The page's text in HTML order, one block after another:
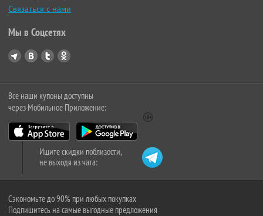
Связаться с нами
Мы в Соцсетях
Все наши купоны доступны
через Мобильное Приложение:
Ищите скидки поблизости,
не выходя из чата:
Сэкономьте до 90% при любых покупках
Подпишитесь на самые выгодные предложения